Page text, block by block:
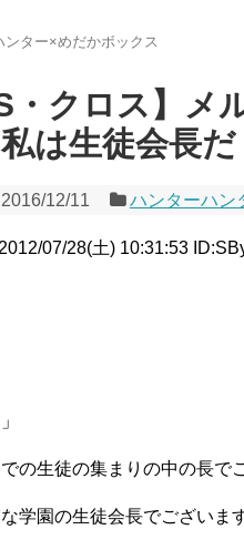
ンター×めだかボックス
・クロス】メ
は生徒会長だ
2016/12/11 ハンターハン
07/28(土) 10:31:53
の生徒の集まりの中の長で
学園の生徒会長でございます